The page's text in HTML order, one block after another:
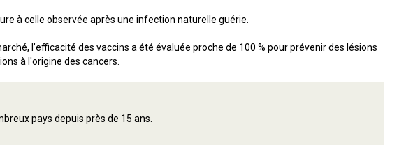
à celle observée après une infection naturelle guérie.
l’efficacité des vaccins a été évaluée proche de 100 % pour prévenir des lésions
à l'origine des cancers.
pays depuis près de 15 ans.